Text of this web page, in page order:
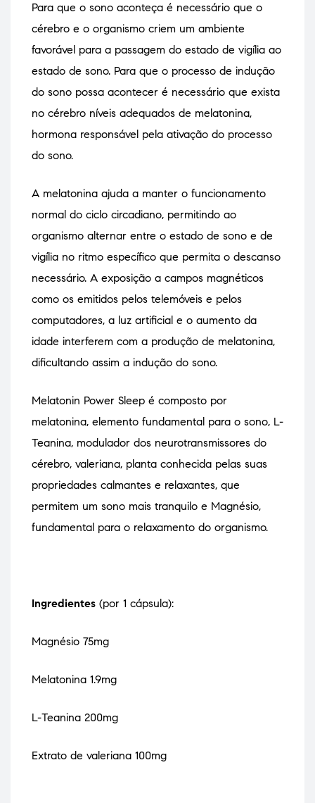
Para que o sono aconteça é necessário que o
cérebro e o organismo criem um ambiente
favorável para a passagem do estado de vigília ao
estado de sono. Para que o processo de indução
do sono possa acontecer é necessário que exista
no cérebro níveis adequados de melatonina,
hormona responsável pela ativação do processo
do sono.
A melatonina ajuda a manter o funcionamento
normal do ciclo circadiano, permitindo ao
organismo alternar entre o estado de sono e de
vigília no ritmo específico que permita o descanso
necessário. A exposição a campos magnéticos
como os emitidos pelos telemóveis e pelos
computadores, a luz artificial e o aumento da
idade interferem com a produção de melatonina,
dificultando assim a indução do sono.
Melatonin Power Sleep é composto por
melatonina, elemento fundamental para o sono, L-
Teanina, modulador dos neurotransmissores do
cérebro, valeriana, planta conhecida pelas suas
propriedades calmantes e relaxantes, que
permitem um sono mais tranquilo e Magnésio,
fundamental para o relaxamento do organismo.
Ingredientes (por 1 cápsula):
Magnésio 75mg
Melatonina 1.9mg
L-Teanina 200mg
Extrato de valeriana 100mg